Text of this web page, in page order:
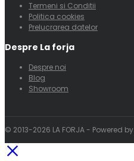
Termeni si Conditii
Politica cookies
Prelucrarea datelor
Despre La forja
Despre noi
Blog
Showroom
© 2013-2026 LA FORJA - Powered by